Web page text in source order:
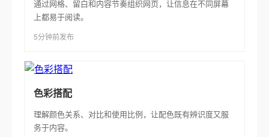
通过网格、留白和内容节奏组织网页，让信息在不同屏幕
上都易于阅读。
5分钟前发布
色彩搭配
理解颜色关系、对比和使用比例，让配色既有辨识度又服
务于内容。